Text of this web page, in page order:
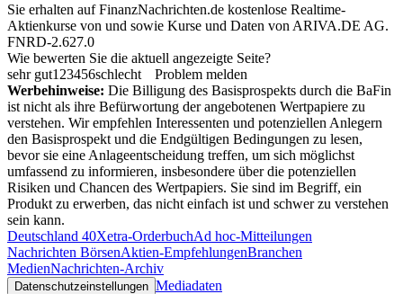
Sie erhalten auf FinanzNachrichten.de kostenlose Realtime-
Aktienkurse von und sowie Kurse und Daten von ARIVA.DE AG.
FNRD-2.627.0
Wie bewerten Sie die aktuell angezeigte Seite?
sehr gut1 23456schlecht
Problem melden
Werbehinweise: Die Billigung des Basisprospekts durch die BaFin
ist nicht als ihre Befürwortung der angebotenen Wertpapiere zu
verstehen. Wir empfehlen Interessenten und potenziellen Anlegern
den Basisprospekt und die Endgültigen Bedingungen zu lesen,
bevor sie eine Anlageentscheidung treffen, um sich möglichst
umfassend zu informieren, insbesondere über die potenziellen
Risiken und Chancen des Wertpapiers. Sie sind im Begriff, ein
Produkt zu erwerben, das nicht einfach ist und schwer zu verstehen
sein kann.
Deutschland 40Xetra-OrderbuchAd hoc-Mitteilungen
Nachrichten BörsenAktien-EmpfehlungenBranchen
MedienNachrichten-Archiv
Datenschutzeinstellungen Mediadaten